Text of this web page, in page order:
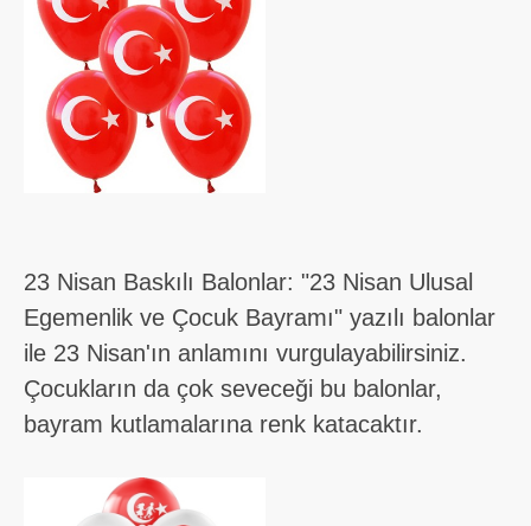
23 Nisan Baskılı Balonlar: "23 Nisan Ulusal
Egemenlik ve Çocuk Bayramı" yazılı balonlar
ile 23 Nisan'ın anlamını vurgulayabilirsiniz.
Çocukların da çok seveceği bu balonlar,
bayram kutlamalarına renk katacaktır.